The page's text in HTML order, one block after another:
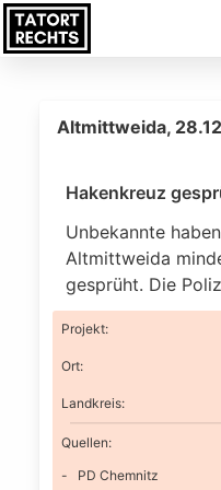
Altmittweida,
Hakenkreuz
Unbekannte
Altmittweida
gesprüht. Die
Projekt:
Ort:
Landkreis:
Quellen:
PD Chemnitz